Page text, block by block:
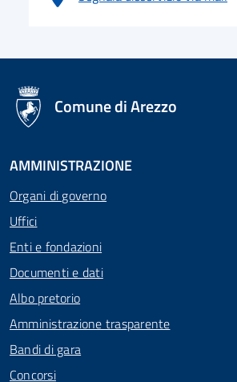
logo Unione Europea
Comune di Arezzo
AMMINISTRAZIONE
Organi di governo
Uffici
Enti e fondazioni
Documenti e dati
Albo pretorio
Amministrazione trasparente
Bandi di gara
Concorsi